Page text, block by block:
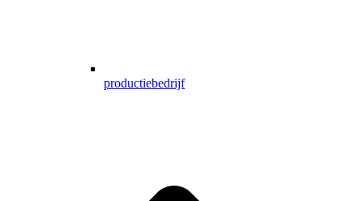
productiebedrijf